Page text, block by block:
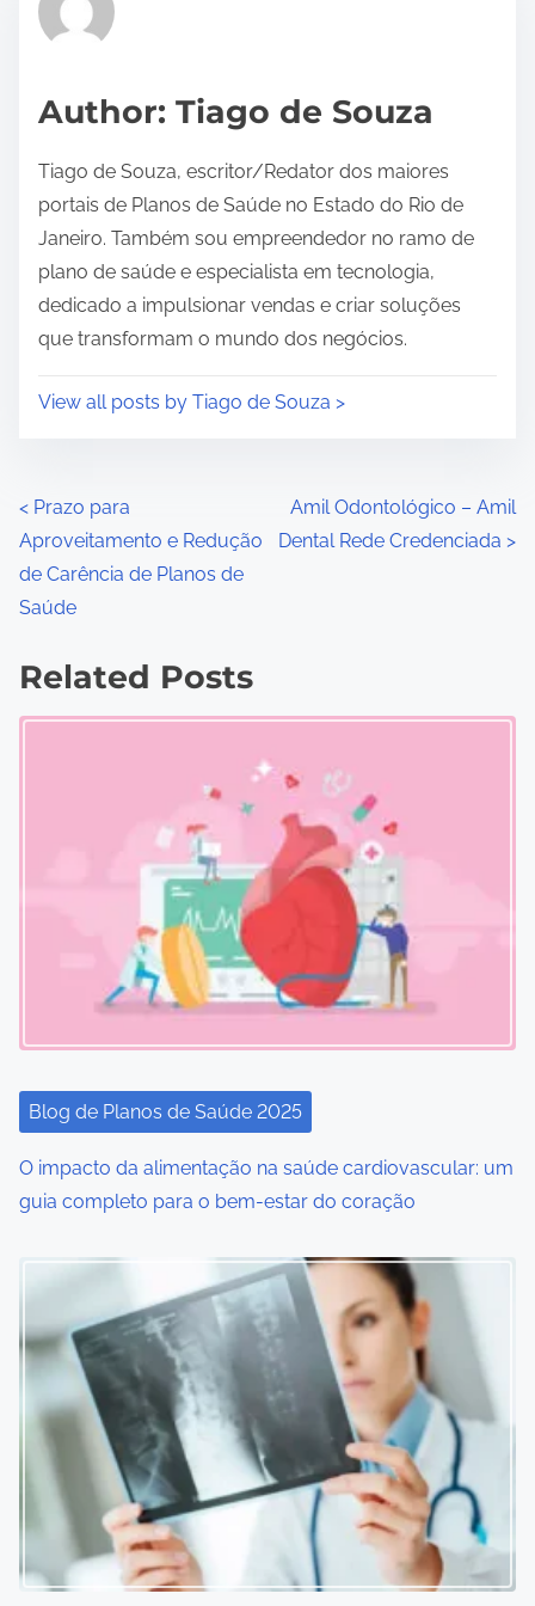
d
m
Author: Tiago de Souza
Tiago de Souza, escritor/Redator dos maiores
portais de Planos de Saúde no Estado do Rio de
Janeiro. Também sou empreendedor no ramo de
plano de saúde e especialista em tecnologia,
dedicado a impulsionar vendas e criar soluções
que transformam o mundo dos negócios.
View all posts by Tiago de Souza >
P
o
s
t
t
i
o
n
< Prazo para
Aproveitamento e Redução
de Carência de Planos de
Saúde
Amil Odontológico – Amil
Dental Rede Credenciada >
Related Posts
Blog de Planos de Saúde 2025
O impacto da alimentação na saúde cardiovascular: um
guia completo para o bem-estar do coração